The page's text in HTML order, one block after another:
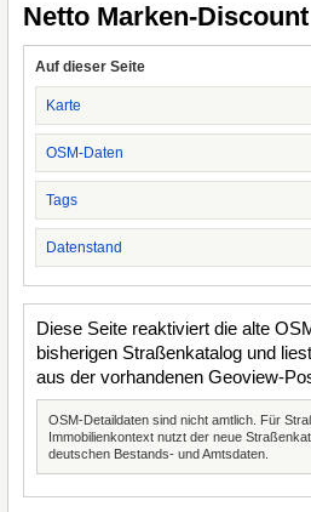
Netto Marken-Discount
Auf dieser Seite
Karte
OSM-Daten
Tags
Datenstand
Diese Seite reaktiviert die alte
bisherigen Straßenkatalog und
aus der vorhandenen Geoview-
OSM-Detaildaten sind nicht amtlich. Für
Immobilienkontext nutzt der neue
deutschen Bestands- und Amtsdaten.